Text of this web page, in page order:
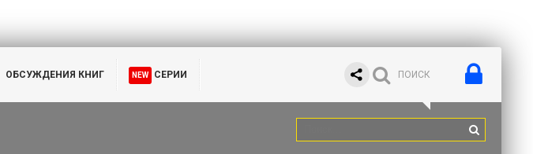
ОБСУЖДЕНИЯ КНИГ NEW СЕРИИ